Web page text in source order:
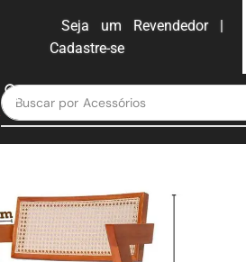
Seja um Revendedor |
Cadastre-se
Buscar por Moveis para escritório